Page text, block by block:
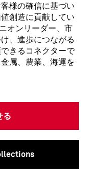
様の確信に基づい
創造に貢献してい
オンリーダー、市
、進歩につながる
きるコネクターで
属、農業、海運を
る